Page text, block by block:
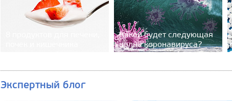
Какой будет следующая
волна коронавируса?
Экспертный блог